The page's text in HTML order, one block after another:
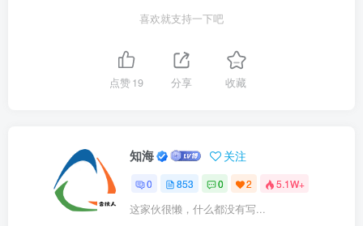
喜欢就支持一下吧
点赞19 分享 收藏
知海 关注
0 853 0 2 5.1W+
这家伙很懒，什么都没有写...